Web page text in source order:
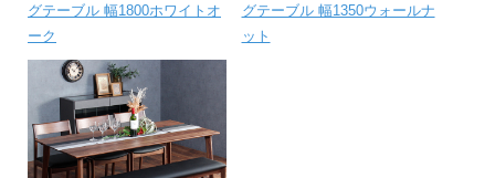
グテーブル 幅1800ホワイトオ
ーク
グテーブル 幅1350ウォールナ
ット